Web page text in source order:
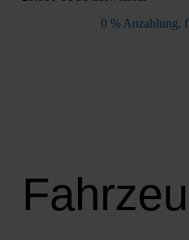
0 % Anzah­lung,